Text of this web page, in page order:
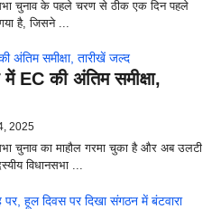
चुनाव के पहले चरण से ठीक एक दिन पहले
है, जिसने ...
EC की अंतिम समीक्षा,
2025
चुनाव का माहौल गरमा चुका है और अब उलटी
विधानसभा ...